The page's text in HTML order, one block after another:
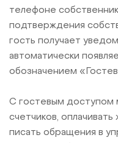
телефоне
подтверждения
гость получает
автоматически
обозначением
С гостевым доступом
счетчиков,
писать обращения в